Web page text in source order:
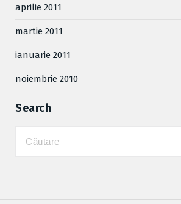
aprilie 2011
martie 2011
ianuarie 2011
noiembrie 2010
Search